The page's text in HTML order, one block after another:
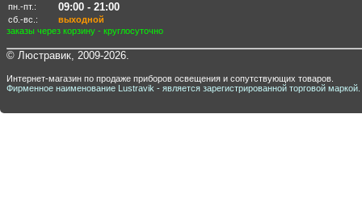
пн.-пт.: 09:00 - 21:00
сб.-вс.:
выходной
заказы через корзину - круглосуточно
© Люстравик, 2009-2026.
Интернет-магазин по продаже приборов освещения и сопутствующих товаров.
Фирменное наименование Lustravik - является зарегистрированной торговой